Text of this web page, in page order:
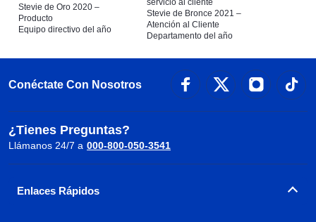
Stevie de Oro 2020 –
Producto
Equipo directivo del año
servicio al cliente
Stevie de Bronce 2021 –
Atención al Cliente
Departamento del año
Conéctate Con Nosotros
¿Tienes Preguntas?
Llámanos 24/7 a 000-800-050-3541
Enlaces Rápidos